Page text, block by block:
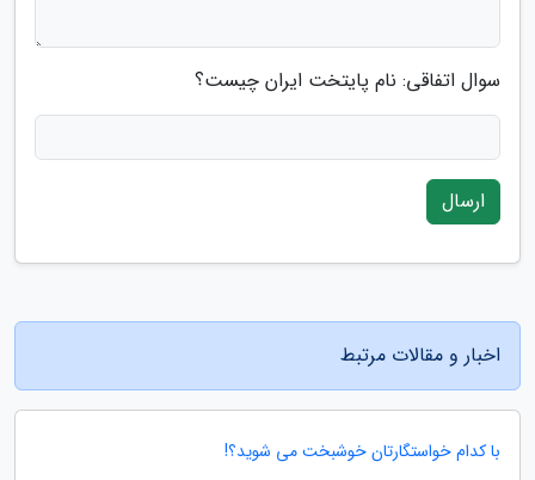
سوال اتفاقی: نام پایتخت ایران چیست؟
ارسال
اخبار و مقالات مرتبط
با کدام خواستگارتان خوشبخت می شوید؟!